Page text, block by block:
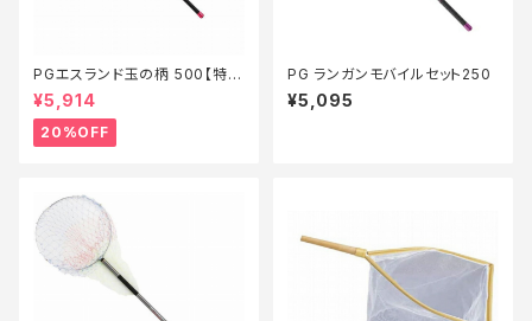
PGエスランド玉の柄 500【特価
装備】【20】
¥5,914
20%OFF
PG ランガンモバイルセット250
¥5,095